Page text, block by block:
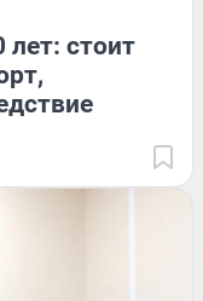
стоит